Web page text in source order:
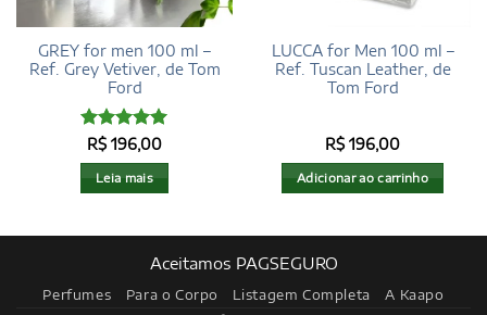
GREY for men 100 ml –
Ref. Grey Vetiver, de Tom
Ford
Avaliação5
de 5
R$196,00
Leia mais
LUCCA for Men 100 ml –
Ref. Tuscan Leather, de
Tom Ford
R$196,00
Adicionar ao carrinho
Aceitamos PAGSEGURO
Perfumes Para o Corpo Listagem Completa A Kaapo